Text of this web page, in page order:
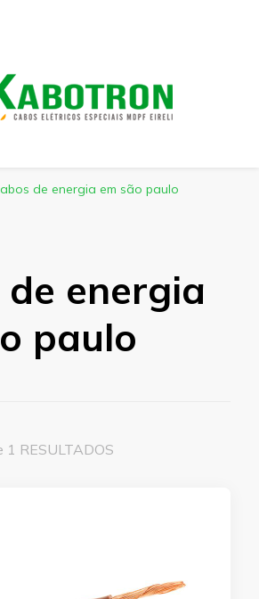
de energia em são paulo
energia
paulo
RESULTADOS